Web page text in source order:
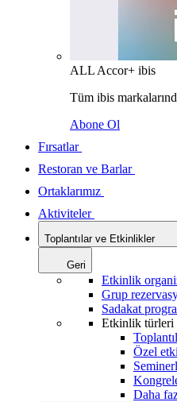
ALL Accor+ ibis
Tüm ibis
Abone Ol
Fırsatlar
Restoran ve Barlar
Ortaklarımız
Aktiviteler
Toplantılar ve Etkinlikler
Geri
Etkinlik
Grup
Sadakat
Etkinlik türleri
Özel
Daha